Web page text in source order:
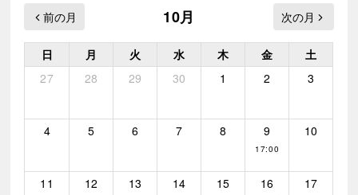
10月
日 月 火 水 木 金
土
27
28 29 30 1 2 3
4 5 6 7 8 9
17:00
10
11 12 13 14 15 16 17